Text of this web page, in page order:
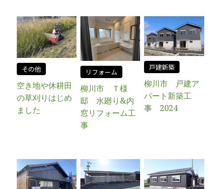
その他
空き地や休耕田
の草刈りはじめ
ました
リフォーム
柳川市 Ｔ様
邸 水廻り&内
窓リフォーム工
事
戸建新築
柳川市 戸建ア
パート新築工
事 2024